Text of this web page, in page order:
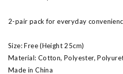
2-pair pack for everyday
Size: Free (Height 25cm)
Material: Cotton, Polyester,
Made in China